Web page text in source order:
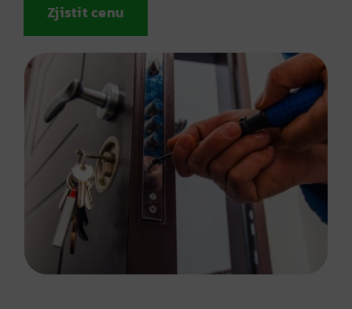
Zjistit cenu